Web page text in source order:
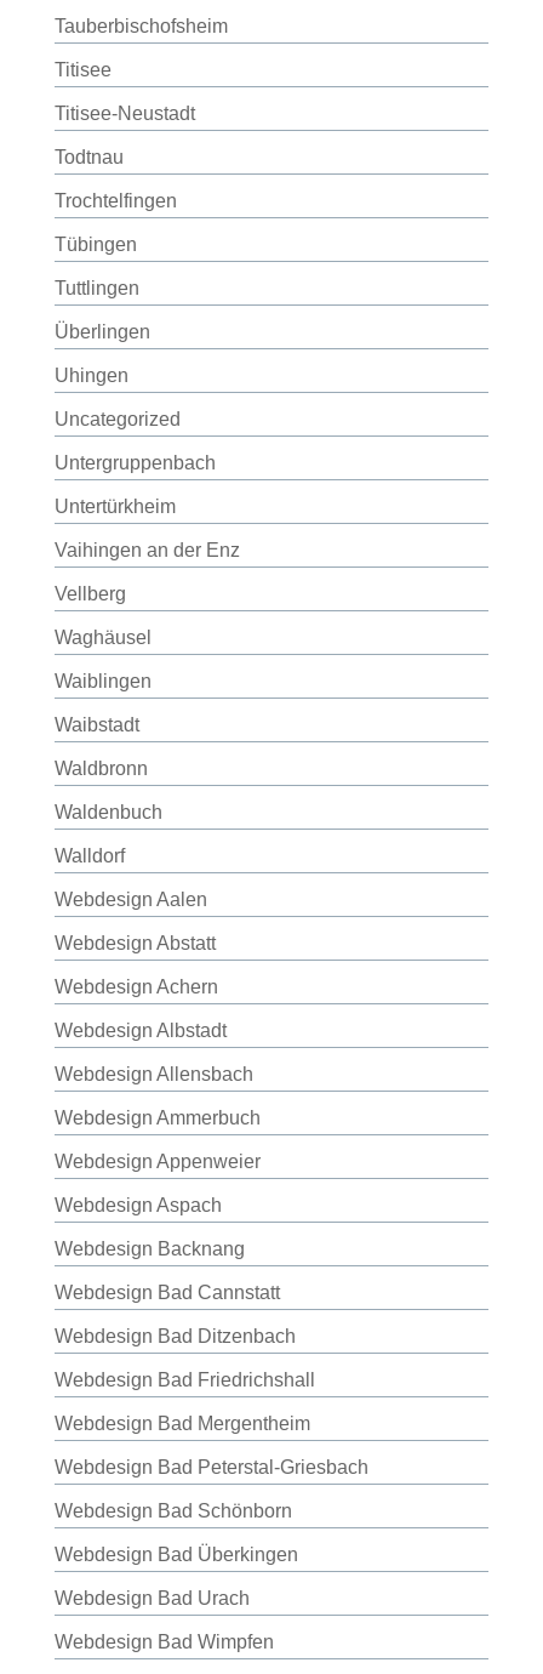
Tauberbischofsheim
Titisee
Titisee-Neustadt
Todtnau
Trochtelfingen
Tübingen
Tuttlingen
Überlingen
Uhingen
Uncategorized
Untergruppenbach
Untertürkheim
Vaihingen an der Enz
Vellberg
Waghäusel
Waiblingen
Waibstadt
Waldbronn
Waldenbuch
Walldorf
Webdesign Aalen
Webdesign Abstatt
Webdesign Achern
Webdesign Albstadt
Webdesign Allensbach
Webdesign Ammerbuch
Webdesign Appenweier
Webdesign Aspach
Webdesign Backnang
Webdesign Bad Cannstatt
Webdesign Bad Ditzenbach
Webdesign Bad Friedrichshall
Webdesign Bad Mergentheim
Webdesign Bad Peterstal-Griesbach
Webdesign Bad Schönborn
Webdesign Bad Überkingen
Webdesign Bad Urach
Webdesign Bad Wimpfen